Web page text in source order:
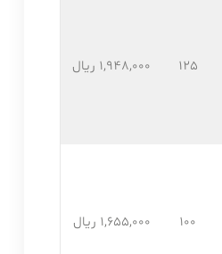
125 1,948,۰۰۰ ریال
100 1,655,۰۰۰ ریال